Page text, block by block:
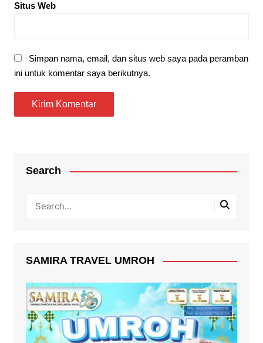
Situs Web
Simpan nama, email, dan situs web saya pada peramban
ini untuk komentar saya berikutnya.
Search
SAMIRA TRAVEL UMROH